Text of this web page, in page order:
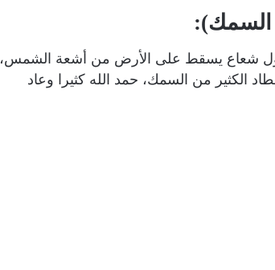
السمك):
شعاع يسقط على الأرض من أشعة الشمس،
الكثير من السمك، حمد الله كثيرا وعاد